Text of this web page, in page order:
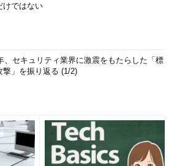
けではない
、セキュリティ業界に激震をもたらした「標
撃」を振り返る (1/2)